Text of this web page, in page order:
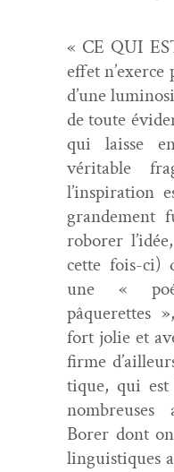
« CE QUI
effet n’exerce
d’une
de toute
qui laisse
véri­ta­ble
l’inspiration
grande­ment
ro­bor­er
cette fois-ci)
une «
pâquerettes
fort jolie et
firme
tique, qui
Bor­er dont
lin­guis­tiques